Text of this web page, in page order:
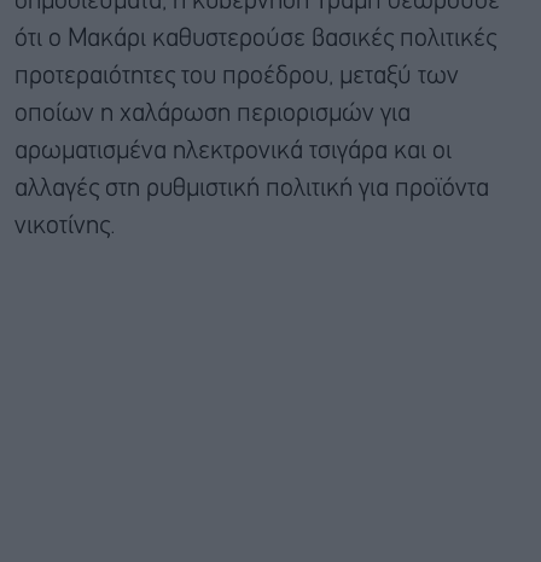
ότι ο Μακάρι καθυστερούσε βασικές πολιτικές
προτεραιότητες του προέδρου, μεταξύ των
οποίων η χαλάρωση περιορισμών για
αρωματισμένα ηλεκτρονικά τσιγάρα και οι
αλλαγές στη ρυθμιστική πολιτική για προϊόντα
νικοτίνης.